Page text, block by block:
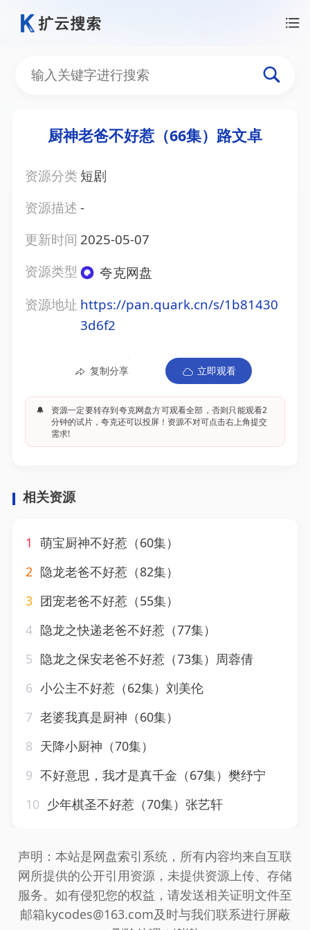
厨神老爸不好惹（66集）路文卓
资源分类 短剧
资源描述-
更新时间 2025-05-07
资源类型
夸克网盘
资源地址 https://pan.quark.cn/s/1b81430
3d6f2
复制分享 立即观看
🔔
资源一定要转存到夸克网盘方可观看全部，否则只能观看2
分钟的试片，夸克还可以投屏！资源不对可点击右上角提交
需求!
相关资源
1 萌宝厨神不好惹（60集）
2 隐龙老爸不好惹（82集）
3 团宠老爸不好惹（55集）
4 隐龙之快递老爸不好惹（77集）
5 隐龙之保安老爸不好惹（73集）周蓉倩
6 小公主不好惹（62集）刘美伦
7 老婆我真是厨神（60集）
8 天降小厨神（70集）
9 不好意思，我才是真千金（67集）樊纾宁
10 少年棋圣不好惹（70集）张艺轩
声明：本站是网盘索引系统，所有内容均来自互联
网所提供的公开引用资源，未提供资源上传、存储
服务。如有侵犯您的权益，请发送相关证明文件至
邮箱kycodes@163.com及时与我们联系进行屏蔽